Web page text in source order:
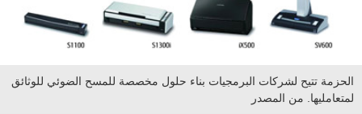
الحزمة تتيح لشركات البرمجيات بناء حلول مخصصة للمسح الضوئي للوثائق
لمتعامليها. من المصدر